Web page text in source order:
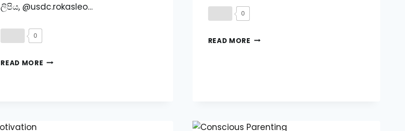
ලිපිය, @usdc.rokasleo…
0
READ MORE ලොව
0
READ MORE වෙසුවියස්ගේ